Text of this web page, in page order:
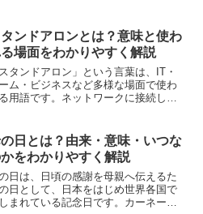
いた」という方も少なくありませ
この記事では、飲茶の意...
タンドアロンとは？意味と使わ
場面をわかりやすく解説
スタンドアロン」という言葉は、IT・
ム・ビジネスなど多様な場面で使わ
用語です。ネットワークに接続しな
合もあります。本記事では、スタン
アロンの基本的な意味か...
日とは？由来・意味・いつな
をわかりやすく解説
日は、日頃の感謝を母親へ伝えるた
日として、日本をはじめ世界各国で
まれている記念日です。カーネーシ